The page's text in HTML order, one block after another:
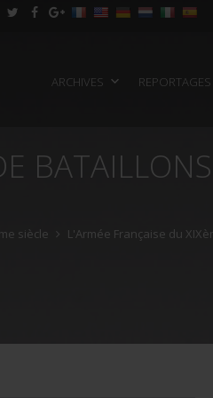
ARCHIVES REPORTAGES
siècle L'Armée Française du